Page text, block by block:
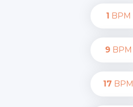
1 BPM
9 BPM
17 BPM